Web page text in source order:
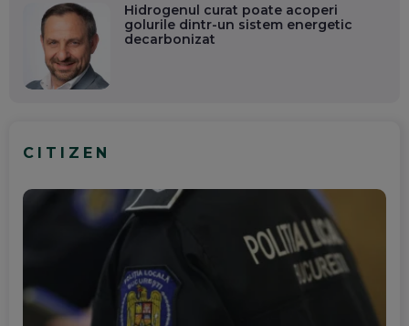
Hidrogenul curat poate acoperi
golurile dintr-un sistem energetic
decarbonizat
CITIZEN